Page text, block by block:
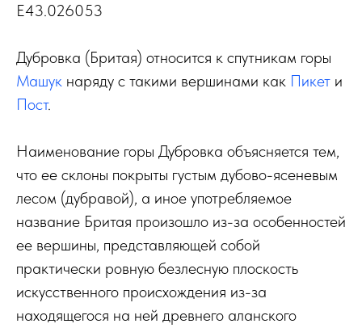
E43.026053
Дубровка (Бритая) относится к спутникам горы
Машук наряду с такими вершинами как Пикет и
Пост.
Наименование горы Дубровка объясняется тем,
что ее склоны покрыты густым дубово-ясеневым
лесом (дубравой), а иное употребляемое
название Бритая произошло из-за особенностей
ее вершины, представляющей собой
практически ровную безлесную плоскость
искусственного происхождения из-за
находящегося на ней древнего аланского